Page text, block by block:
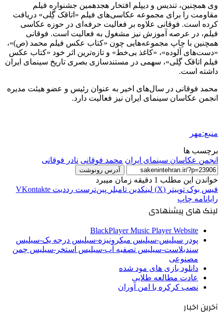
وی همچنین، تندیس و دیپلم افتخار هجدهمین جشنواره فیلم
مقاومت را برای مجموعه عکاسی‌های فیلم «اتاقک گِلی» دریافت
کرده است. فوقانی علاوه بر فعالیت حرفه‌ای در حوزه عکاسی
فیلم، در عرصه آموزش نیز مشغول به فعالیت است. فوقانی
همچنین با چاپ مجموعه‌هایی چون «کتاب عکس فیلم محمد (ص)»،
«دست‌های آلوده»، «کاغذ بی‌خط» و تازه‌ترین اثر خود «کتاب عکس
فیلم اتاقک گِلی»، سهمی در مستندسازی بصری تاریخ سینمای ایران
داشته است.
محمد فوقانی در سال‌های اخیر به عنوان رئیس و عضو هیئت مدیره
انجمن عکاسان سینمای ایران نیز فعالیت دارد.
منبع:مهر
برچسب ها
انجمن عکاسان سینمای ایران محمد فوقانی نادر فوقانی
آدرس رونوشت
خواندن این مطلب 1 دقیقه زمان میبرد
فیس بوک توییتر (X) لینکدین ‫تامبلر ‫پین‌ترست ‫رددیت ‫VKontakte
رایانامه چاپ
لینک های پیشنهادی
BlackPlayer Music Player Website
پودر سیلیس-سیلیس میکرونیزه-سیلیس درجه یک-سیلیس
سندبلاست-سیلیس تصفیه آب-سیلیس استخر-سیلیس چمن
مصنوعی
دانلود بازی های مود شده
عادت مطالعه طلایی
نصب کرکره با امن آوران
آخرین اخبار